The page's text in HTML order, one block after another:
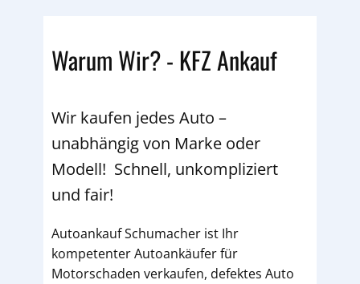
Warum Wir? - KFZ Ankauf
Wir kaufen jedes Auto –
unabhängig von Marke oder
Modell! Schnell, unkompliziert
und fair!
Autoankauf Schumacher ist Ihr
kompetenter Autoankäufer für
Motorschaden verkaufen, defektes Auto